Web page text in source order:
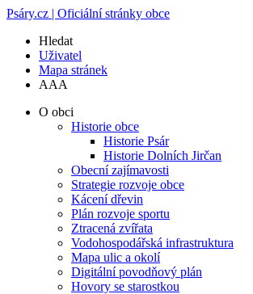
Psáry.cz | Oficiální stránky obce
Hledat
Uživatel
Mapa stránek
AAA
O obci
Historie obce
Historie Psár
Historie Dolních Jirčan
Obecní zajímavosti
Strategie rozvoje obce
Kácení dřevin
Plán rozvoje sportu
Ztracená zvířata
Vodohospodářská infrastruktura
Mapa ulic a okolí
Digitální povodňový plán
Hovory se starostkou